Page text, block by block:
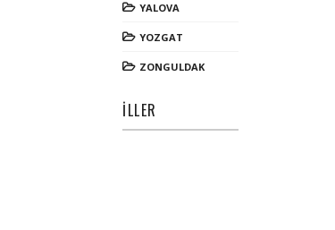
YALOVA
YOZGAT
ZONGULDAK
İLLER